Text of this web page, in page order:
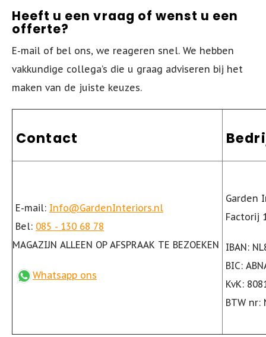
Heeft u een vraag of wenst u een
offerte?
E-mail of bel ons, we reageren snel. We hebben
vakkundige collega’s die u graag adviseren bij het
maken van de juiste keuzes.
Contact
E-mail: Info@GardenInteriors.nl
Bel: 085 - 130 68 78
MAGAZIJN ALLEEN OP AFSPRAAK TE BEZOEKEN
Whatsapp ons
Garden
Factorij
IBAN:
BIC:
KvK:
BTW nr: